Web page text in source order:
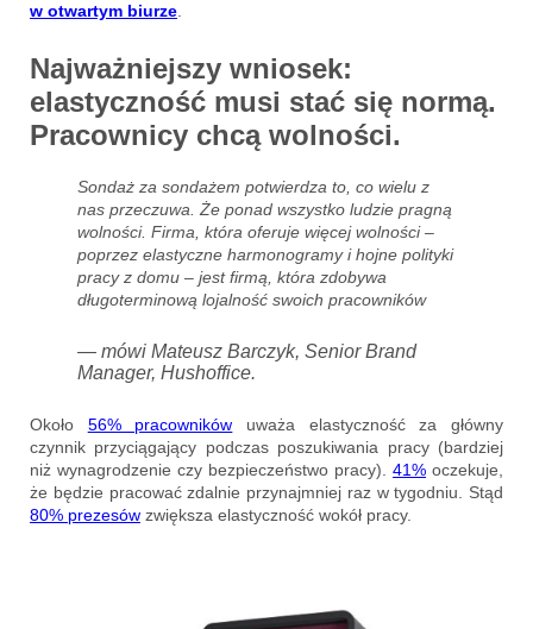
w otwartym biurze
Najważniejszy wniosek:
elastyczność musi stać się normą.
Pracownicy chcą wolności.
Sondaż za sondażem potwierdza to, co wielu z
nas przeczuwa. Że ponad wszystko ludzie pragną
wolności. Firma, która oferuje więcej wolności –
poprzez elastyczne harmonogramy i hojne polityki
pracy z domu – jest firmą, która zdobywa
długoterminową lojalność swoich pracowników
— mówi Mateusz Barczyk, Senior Brand
Manager, Hushoffice.
Około 56% pracowników uważa elastyczność za główny
czynnik przyciągający podczas poszukiwania pracy (bardziej
niż wynagrodzenie czy bezpieczeństwo pracy). 41% oczekuje,
że będzie pracować zdalnie przynajmniej raz w tygodniu. Stąd
80% prezesów zwiększa elastyczność wokół pracy.